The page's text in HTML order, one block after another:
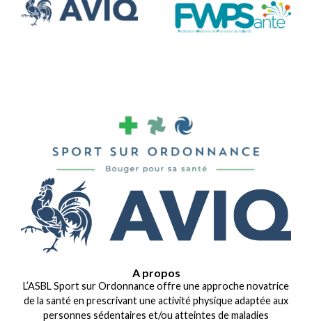
A propos
L’ASBL Sport sur Ordonnance offre une approche novatrice
de la santé en prescrivant une activité physique adaptée aux
personnes sédentaires et/ou atteintes de maladies